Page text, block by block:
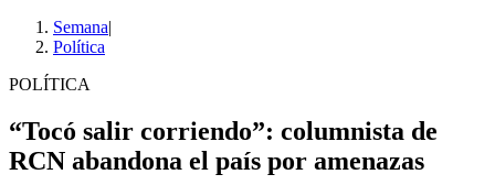
Semana|
Política
POLÍTICA
“Tocó salir corriendo”: columnista de
RCN abandona el país por amenazas